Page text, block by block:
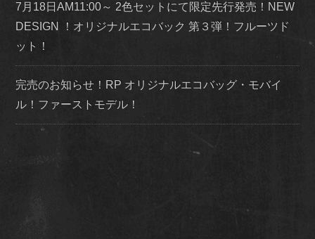
7月18日AM11:00～ 2色セットにて限定先行発売！NEW
DESIGN ！オリジナルエコバック 第３弾！フルーツド
ット！
完売のお知らせ！RP オリジナルエコバッグ・モバイ
ル！ファーストモデル！